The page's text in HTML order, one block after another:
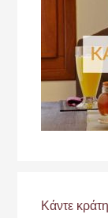
Κάντε